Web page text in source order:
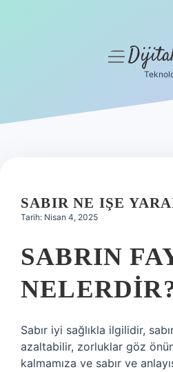
Hakkımızda
menüyü
SABIR NE IŞE
Tarih: Nisan 4, 2025
SABRIN
Sabır iyi sağlıkla ilgilidir,
azaltabilir, zorluklar göz
kalmamıza ve sabır ve